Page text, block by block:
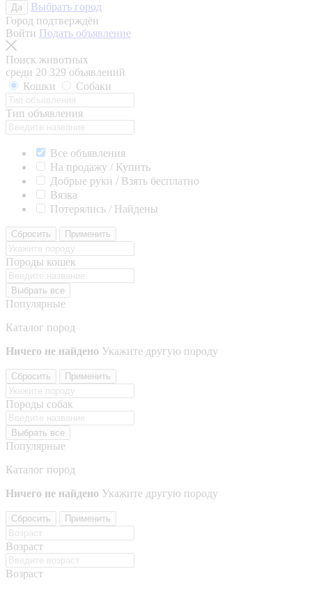
Да
Выбрать город
Город подтверждён
Войти Подать объявление
Поиск животных
среди 20 329 объявлений
Кошки
Собаки
Тип объявления
Все объявления
На продажу / Купить
Добрые руки / Взять бесплатно
Вязка
Потерялись / Найдены
Сбросить Применить
Породы кошек
Выбрать все
Популярные
Каталог пород
Ничего не найдено Укажите другую породу
Сбросить Применить
Породы собак
Выбрать все
Популярные
Каталог пород
Ничего не найдено Укажите другую породу
Сбросить Применить
Возраст
Возраст